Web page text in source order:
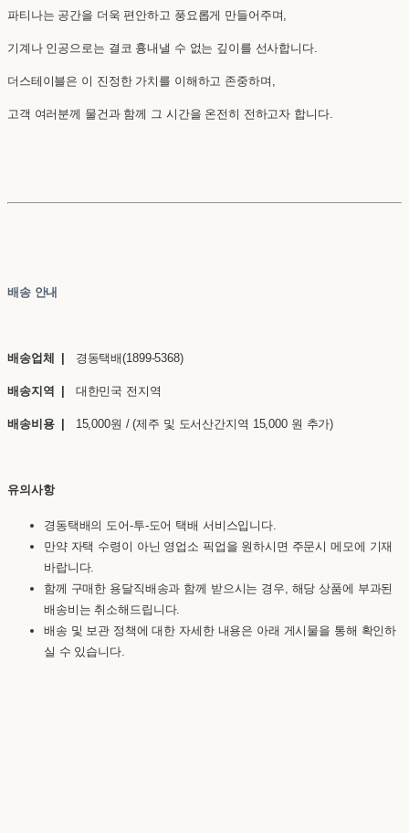
파티나는 공간을 더욱 편안하고 풍요롭게 만들어주며,
기계나 인공으로는 결코 흉내낼 수 없는 깊이를 선사합니다.
더스테이블은 이 진정한 가치를 이해하고 존중하며,
고객 여러분께 물건과 함께 그 시간을 온전히 전하고자 합니다.
배송 안내
배송업체 | 경동택배(1899-5368)
배송지역 | 대한민국 전지역
배송비용 | 15,000원 / (제주 및 도서산간지역 15,000 원 추가)
유의사항
경동택배의 도어-투-도어 택배 서비스입니다.
만약 자택 수령이 아닌 영업소 픽업을 원하시면 주문시 메모에 기재
바랍니다.
함께 구매한 용달직배송과 함께 받으시는 경우, 해당 상품에 부과된
배송비는 취소해드립니다.
배송 및 보관 정책에 대한 자세한 내용은 아래 게시물을 통해 확인하
실 수 있습니다.